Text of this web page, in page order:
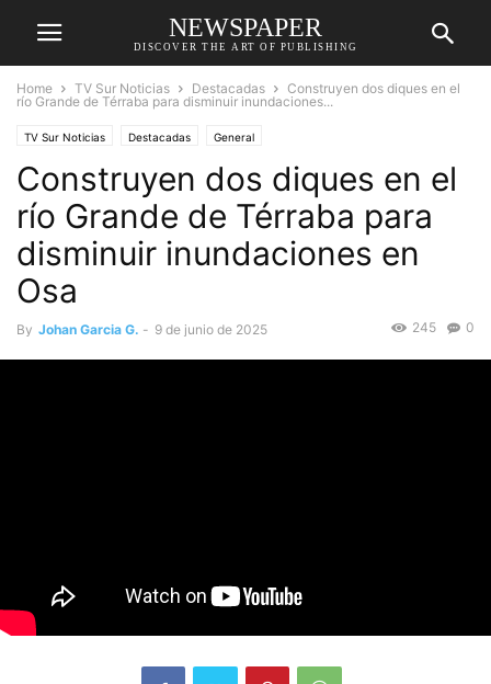
NEWSPAPER
DISCOVER THE ART OF PUBLISHING
Home TV Sur Noticias Destacadas
Construyen dos diques en el
río Grande de Térraba para disminuir inundaciones...
TV Sur Noticias Destacadas General
Construyen dos diques en el
río Grande de Térraba para
disminuir inundaciones en
Osa
By Johan Garcia G. - 9 de junio de 2025 0
245